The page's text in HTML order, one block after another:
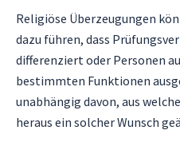
Religiöse Überzeugungen
dazu führen, dass
differenziert oder Personen
bestimmten Funktionen
unabhängig davon, aus
heraus ein solcher Wunsch